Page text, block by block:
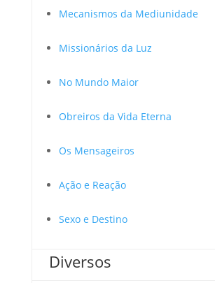
Mecanismos da Mediunidade
Missionários da Luz
No Mundo Maior
Obreiros da Vida Eterna
Os Mensageiros
Ação e Reação
Sexo e Destino
Diversos